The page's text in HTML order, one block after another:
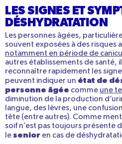
LES SIGNES ET
DÉSHYDRATATION
Les personnes âgées,
souvent exposées à des risques
notamment en période de
autres établissements de santé,
reconnaître rapidement les
peuvent indiquer un état de
personne âgée comme une
diminution de la production
langue, des lèvres, une
tête (entre autres). Comme
soif n’est pas toujours présente
lesenior en cas de